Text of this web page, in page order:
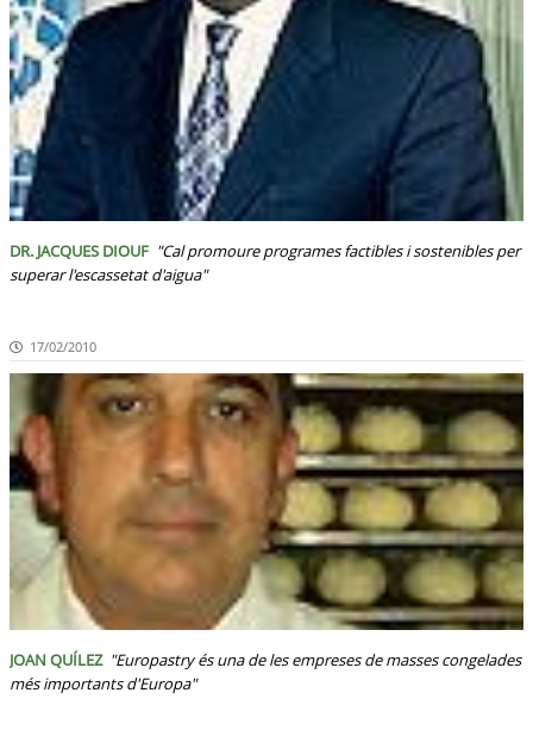
DR. JACQUES DIOUF "Cal promoure programes factibles i sostenibles per
superar l'escassetat d'aigua"
17/02/2010
JOAN QUÍLEZ "Europastry és una de les empreses de masses congelades
més importants d'Europa"